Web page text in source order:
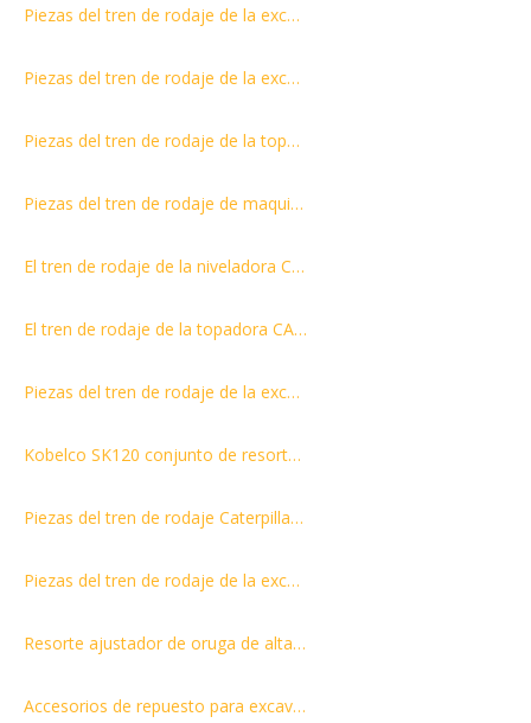
Piezas del tren de rodaje de la excavadora Rodillo de oruga/rodillo inferior/rodillo inferior para accesorios PC400-6 EL MÁS VENDIDO KM1743-K
Piezas del tren de rodaje de la excavadora DX225 DH200 rodillo de seguimiento/rodillo inferior/precio de fábrica del rodillo inferior
Piezas del tren de rodaje de la topadora Rodillo inferior/Rodillo inferior/Rodillo inferior para D6T 120-5746 120-5766
Piezas del tren de rodaje de maquinaria de construcción D275A-5 Rodillo de oruga 17M-30-00330 17M-30-00320
El tren de rodaje de la niveladora CAT D4H parte el rodillo portador 6K9879 6K9880
El tren de rodaje de la topadora CAT D5H parte el rodillo portador superior del rodillo 6Y3908
Piezas del tren de rodaje de la excavadora EX100 Rodillo de seguimiento/rodillo inferior/rodillo inferior con precio competitivo
Kobelco SK120 conjunto de resorte de retroceso SK30 SK45 ajustador de pista SK80 SK50 SK60 conjunto de tensor de rueda amortiguador SK200-8 resorte de retroceso
Piezas del tren de rodaje Caterpillar D6H CONJUNTO DE ENLACE DE PISTA 41 ENLACES 8E9037 - ENLACE COMO, PISTA 45L
Piezas del tren de rodaje de la excavadora EX300 Rodillo inferior/Rodillo inferior/Rodillo inferior
Resorte ajustador de oruga de alta tensión de retroceso de pieza de repuesto de excavadora para forja y fundición de aleación de bobina E320C / SH200 2000 horas HRC48-54
Accesorios de repuesto para excavadora PC400-5 Track Spring Ass`y